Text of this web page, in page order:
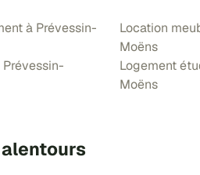
à Prévessin-
Location
Moëns
Logement
Moëns